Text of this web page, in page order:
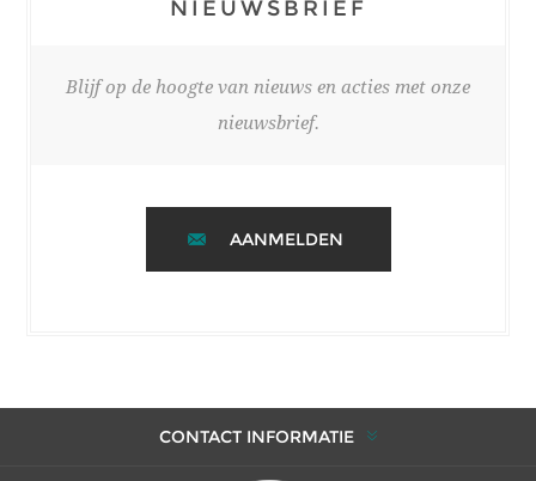
NIEUWSBRIEF
Blijf op de hoogte van nieuws en acties met onze
nieuwsbrief.
AANMELDEN
CONTACT INFORMATIE